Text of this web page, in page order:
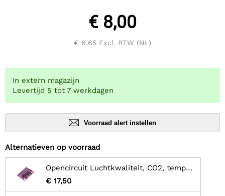
€ 8,00
€ 6,65 Excl. BTW (NL)
In extern magazijn
Levertijd 5 tot 7 werkdagen
Voorraad alert instellen
Alternatieven op voorraad
Opencircuit Luchtkwaliteit, CO2, temperatuur en luchtvochtigheids sensor - CCS811 HDC1080
€ 17,50